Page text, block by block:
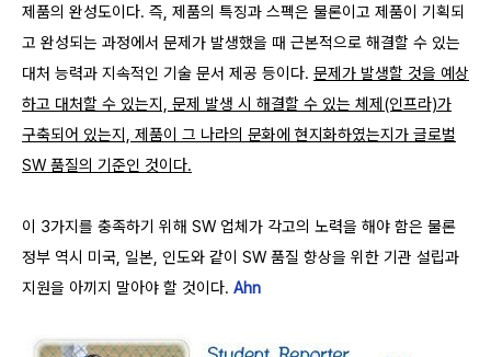
제품의 완성도이다. 즉, 제품의 특징과 스펙은 물론이고 제품이 기획되
고 완성되는 과정에서 문제가 발생했을 때 근본적으로 해결할 수 있는
대처 능력과 지속적인 기술 문서 제공 등이다. 문제가 발생할 것을 예상
하고 대처할 수 있는지, 문제 발생 시 해결할 수 있는 체제(인프라)가
구축되어 있는지, 제품이 그 나라의 문화에 현지화하였는지가 글로벌
SW 품질의 기준인 것이다.
이 3가지를 충족하기 위해 SW 업체가 각고의 노력을 해야 함은 물론
정부 역시 미국, 일본, 인도와 같이 SW 품질 향상을 위한 기관 설립과
지원을 아끼지 말아야 할 것이다. Ahn